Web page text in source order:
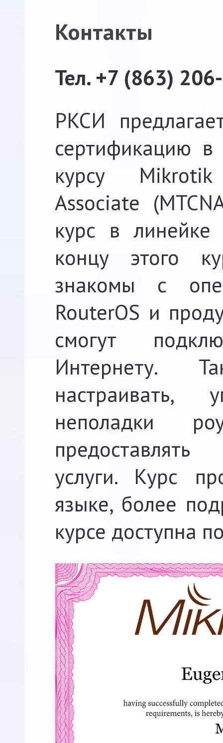
Контакты
Тел. +7 (863)
РКСИ
сертификацию
курсу
Associate
курс в
концу этого
знакомы с
RouterOS и
смогут
Интернету.
настраивать,
неполадки
услуги. Курс
языке, более
курсе доступна